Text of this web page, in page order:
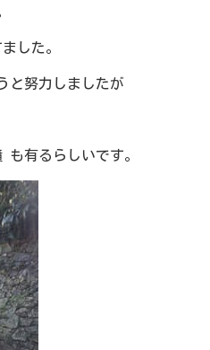
した。
と努力しましたが
有るらしいです。